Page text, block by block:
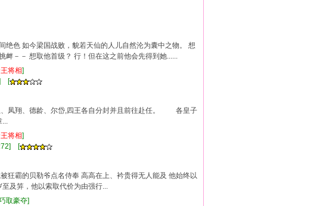
色 如今梁国战败，貌若天仙的人儿自然沦为囊中之物。 想
－－ 想取他首级？ 行！但在这之前他会先得到她......
将相]
[
翔、德龄、尔岱,四王各自分封并且前往赴任。 各皇子
...
将相]
[
狂霸的贝勒爷点名侍奉 高高在上、衿贵得无人能及 他始终以
及笄，他以索取代价为由强行...
取豪夺]